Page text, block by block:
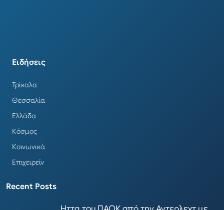
Ειδήσεις
Τρίκαλα
Θεσσαλία
Ελλάδα
Κόσμος
Κοινωνικά
Επιχειρείν
Recent Posts